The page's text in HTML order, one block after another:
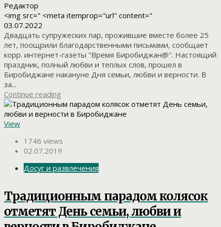
Редактор
<img src=" <meta itemprop="url" content="
03.07.2022
Двадцать супружеских пар, прожившие вместе более 25
лет, поощрили благодарственными письмами, сообщает
корр. интернет-газеты "Время Биробиджан@". Настоящий
праздник, полный любви и теплых слов, прошел в
Биробиджане накануне Дня семьи, любви и верности. В
за...
Continue reading
View
1746 views
02.07.2019
Досуг и развлечения
Традиционным парадом колясок
отметят День семьи, любви и